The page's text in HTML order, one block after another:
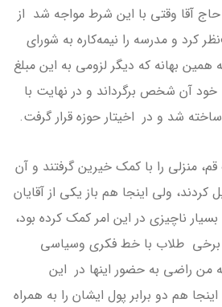
آقا وقتی با این شرط مواجه شد از
کرد و مدرسه را نیمه‌کاره به شورای
بهانه که دیگر لزومی به این مبلغ
آن شخص برگرداند و در نهایت با
شد و در اخیتار حوزه قرار گرفت.
منزلی را با کمک خیرین گرفتند و آن
کردند، ولی اینجا هم باز یکی از آقایان
ناچیزی در این امر کمک کرده بود،
برخی طلاب با خط فکری وسیاسی
من راضی به حضور اینها در این
هم دو‌ برابر پول ایشان را به همراه